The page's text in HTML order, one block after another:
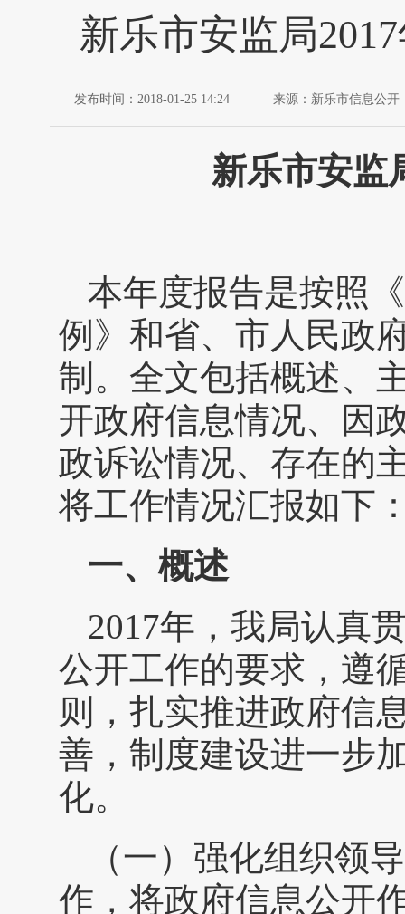
新乐市安监局
发布时间：2018-01-25 14:24 来源：新乐市信息公开
新乐市安监
本年度报告是按照
例》和省、市人民政
制。全文包括概述、
开政府信息情况、因
政诉讼情况、存在的
将工作情况汇报如下
一、概述
2017年，我局认真
公开工作的要求，遵
则，扎实推进政府信
善，制度建设进一步
化。
（一）强化组织领
作，将政府信息公开